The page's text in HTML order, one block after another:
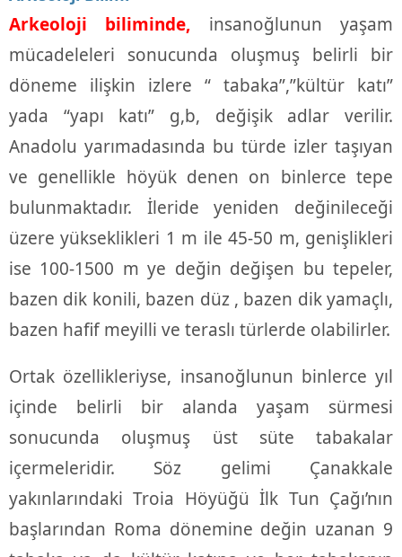
Arkeoloji biliminde, insanoğlunun yaşam
mücadeleleri sonucunda oluşmuş belirli bir
döneme ilişkin izlere “ tabaka”,”kültür katı”
yada “yapı katı” g,b, değişik adlar verilir.
Anadolu yarımadasında bu türde izler taşıyan
ve genellikle höyük denen on binlerce tepe
bulunmaktadır. İleride yeniden değinileceği
üzere yükseklikleri 1 m ile 45-50 m, genişlikleri
ise 100-1500 m ye değin değişen bu tepeler,
bazen dik konili, bazen düz , bazen dik yamaçlı,
bazen hafif meyilli ve teraslı türlerde olabilirler.
Ortak özellikleriyse, insanoğlunun binlerce yıl
içinde belirli bir alanda yaşam sürmesi
sonucunda oluşmuş üst süte tabakalar
içermeleridir. Söz gelimi Çanakkale
yakınlarındaki Troia Höyüğü İlk Tun Çağı’nın
başlarından Roma dönemine değin uzanan 9